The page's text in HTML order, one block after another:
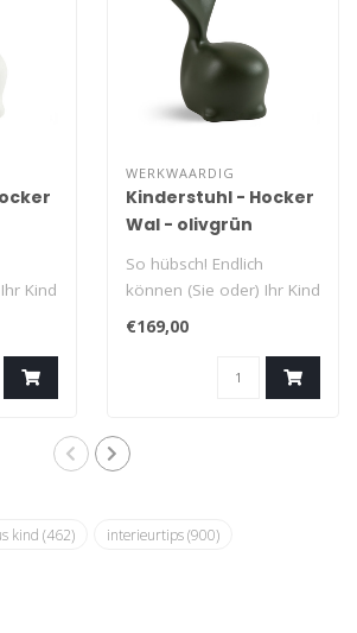
Kind
WERKWAARDIG
Kinderstuhl - Hocker
Wal - olivgrün
So hübsch! Endlich
können (Sie oder) Ihr Kind
auf einem Wal sitzen!
€169,00
kind (462) interieurtips(900)